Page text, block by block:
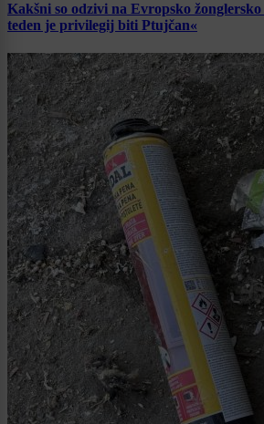
Kakšni so odzivi na Evropsko
teden je privilegij biti Ptujčan«